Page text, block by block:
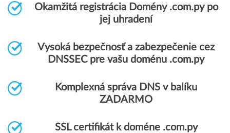
Okamžitá registrácia Domény .com.py po
jej uhradení
Vysoká bezpečnosť a zabezpečenie cez
DNSSEC pre vašu doménu .com.py
Komplexná správa DNS v balíku
ZADARMO
SSL certifikát k doméne .com.py